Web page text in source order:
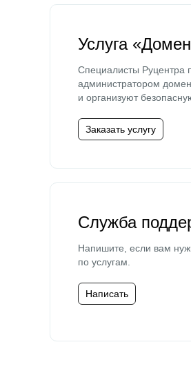
Услуга
Специалисты Руцентра
администратором
и организуют
Заказать услугу
Служба
Напишите, если вам
по услугам.
Написать